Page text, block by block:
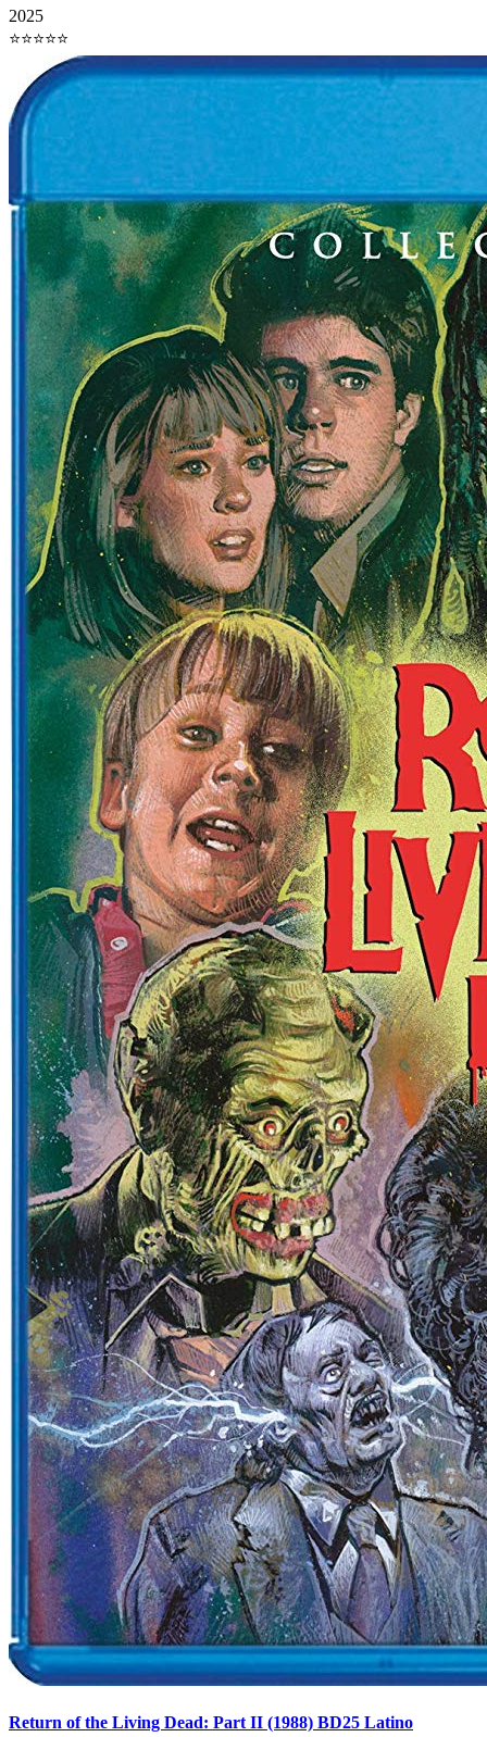
2025
⭐⭐⭐⭐⭐
Return of the Living Dead: Part II (1988) BD25 Latino